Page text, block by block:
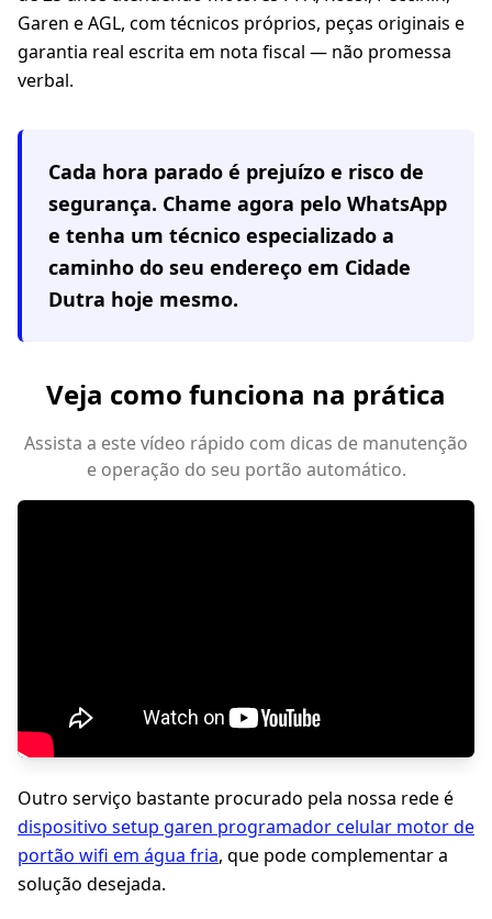
Garen e AGL, com técnicos próprios, peças originais e
garantia real escrita em nota fiscal — não promessa
verbal.
Cada hora parado é prejuízo e risco de
segurança. Chame agora pelo WhatsApp
e tenha um técnico especializado a
caminho do seu endereço em Cidade
Dutra hoje mesmo.
Veja como funciona na prática
Assista a este vídeo rápido com dicas de manutenção
e operação do seu portão automático.
Outro serviço bastante procurado pela nossa rede é
dispositivo setup garen programador celular motor de
portão wifi em água fria, que pode complementar a
solução desejada.